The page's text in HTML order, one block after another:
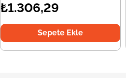
₺1.306,29
Sepete Ekle